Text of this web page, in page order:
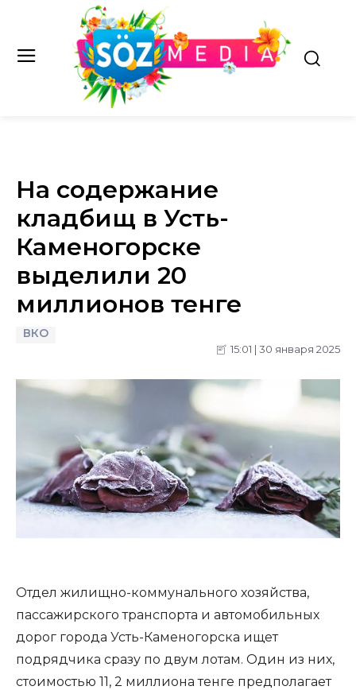
На содержание
кладбищ в Усть-
Каменогорске
выделили 20
миллионов тенге
ВКО
15:01 | 30 января 2025
Отдел жилищно-коммунального хозяйства,
пассажирского транспорта и автомобильных
дорог города Усть-Каменогорска ищет
подрядчика сразу по двум лотам. Один из них,
стоимостью 11, 2 миллиона тенге предполагает